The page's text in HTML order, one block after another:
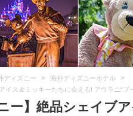
ディズニー > 海外ディズニーホテル >
イス＆ミッキーたちに会える! アウラニ“プ
ー】絶品シェイブ